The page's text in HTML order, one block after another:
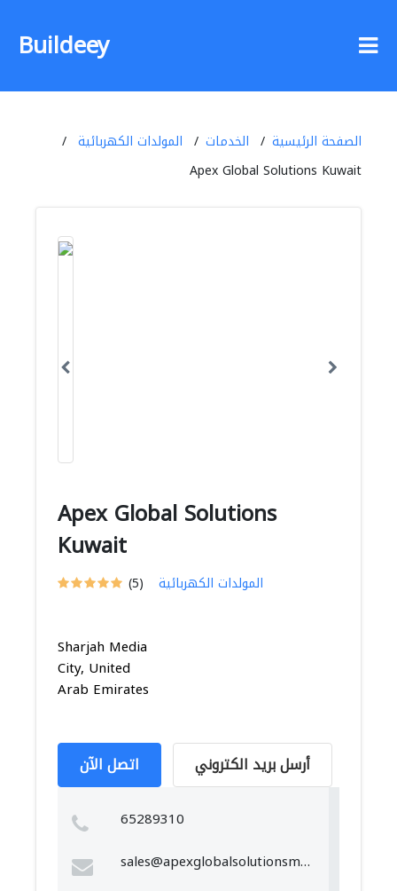
Buildeey
الصفحة الرئيسية الخدمات
المولدات الكهربائية
Apex Global Solutions Kuwait
Apex Global Solutions
Kuwait
(5) المولدات الكهربائية
Sharjah Media
City, United
Arab Emirates
اتصل الآن أرسل بريد الكتروني
65289310
sales@apexglobalsolutionsme.com